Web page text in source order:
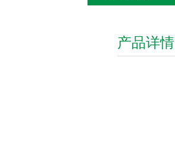
产品详情